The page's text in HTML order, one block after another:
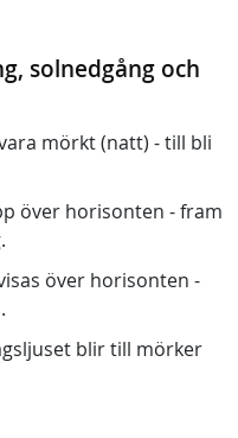
solnedgång och
mörkt (natt) - till bli
över horisonten - fram
över horisonten -
blir till mörker